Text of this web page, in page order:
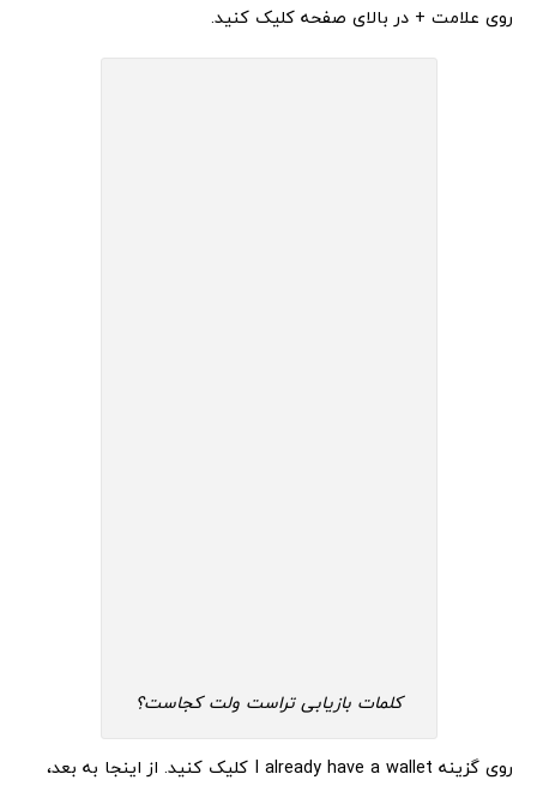
روی علامت + در بالای صفحه کلیک کنید.
کلمات بازیابی تراست ولت کجاست؟
روی گزینه I already have a wallet کلیک کنید. از اینجا به بعد،